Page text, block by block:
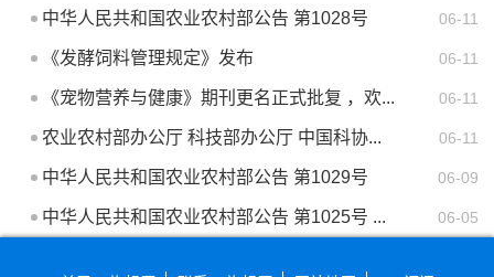
06-11
中华人民共和国农业农村部公告 第1028号
06-11
《发酵饲料管理规定》发布
06-11
《宠物营养与健康》期刊更名正式批复 ，欢...
06-11
农业农村部办公厅 科技部办公厅 中国科协...
06-09
中华人民共和国农业农村部公告 第1029号
06-05
中华人民共和国农业农村部公告 第1025号 ...